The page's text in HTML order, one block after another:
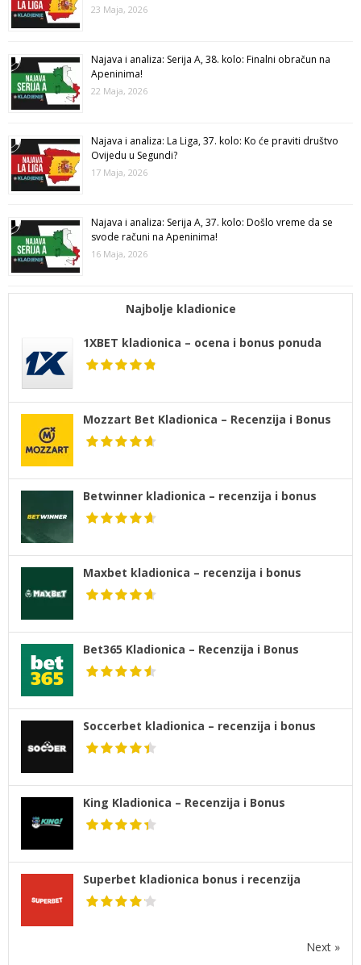
23 Maja, 2026
Najava i analiza: Serija A, 38. kolo: Finalni obračun na
Apeninima!
22 Maja, 2026
Najava i analiza: La Liga, 37. kolo: Ko će praviti društvo
Ovijedu u Segundi?
17 Maja, 2026
Najava i analiza: Serija A, 37. kolo: Došlo vreme da se
svode računi na Apeninima!
16 Maja, 2026
Najbolje kladionice
1XBET kladionica – ocena i bonus ponuda
Mozzart Bet Kladionica – Recenzija i Bonus
Betwinner kladionica – recenzija i bonus
Maxbet kladionica – recenzija i bonus
Bet365 Kladionica – Recenzija i Bonus
Soccerbet kladionica – recenzija i bonus
King Kladionica – Recenzija i Bonus
Superbet kladionica bonus i recenzija
Next »